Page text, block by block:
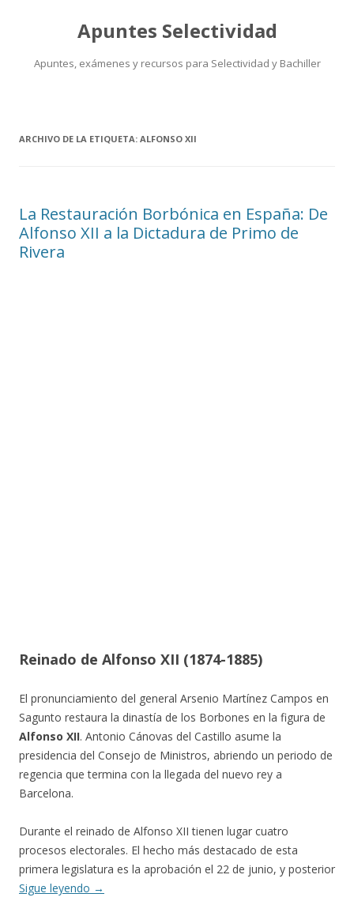
Apuntes Selectividad
Apuntes, exámenes y recursos para Selectividad y Bachiller
ARCHIVO DE LA ETIQUETA: ALFONSO XII
La Restauración Borbónica en España: De
Alfonso XII a la Dictadura de Primo de
Rivera
Reinado de Alfonso XII (1874-1885)
El pronunciamiento del general Arsenio Martínez Campos en
Sagunto restaura la dinastía de los Borbones en la figura de
Alfonso XII. Antonio Cánovas del Castillo asume la
presidencia del Consejo de Ministros, abriendo un periodo de
regencia que termina con la llegada del nuevo rey a
Barcelona.
Durante el reinado de Alfonso XII tienen lugar cuatro
procesos electorales. El hecho más destacado de esta
primera legislatura es la aprobación el 22 de junio, y posterior
Sigue leyendo →